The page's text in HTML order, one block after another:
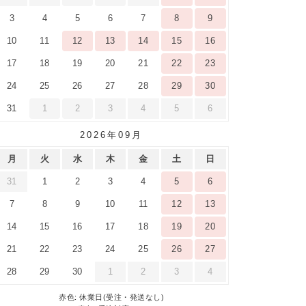
3 4 5 6 7 8 9
10 11 12 13 14 15 16
17 18 19 20 21 22 23
24 25 26 27 28 29 30
31 1 2 3 4 5 6
2026年09月
月 火 水 木 金 土 日
31 1 2 3 4 5 6
7 8 9 10 11 12 13
14 15 16 17 18 19 20
21 22 23 24 25 26 27
28 29 30 1 2 3 4
赤色: 休業日(受注・発送なし)